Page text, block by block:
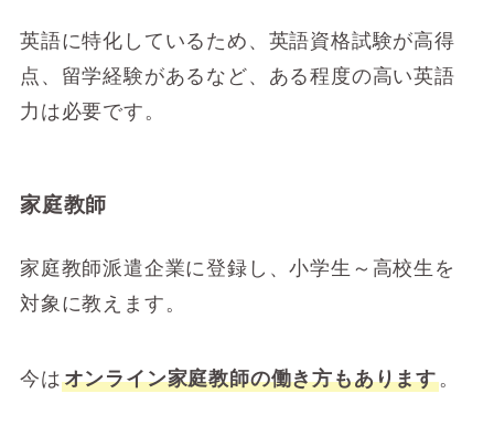
英語に特化しているため、英語資格試験が高得
点、留学経験があるなど、ある程度の高い英語
力は必要です。
家庭教師
家庭教師派遣企業に登録し、小学生～高校生を
対象に教えます。
今はオンライン家庭教師の働き方もあります。